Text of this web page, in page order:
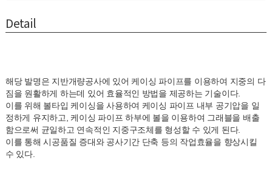
Detail
해당 발명은 지반개량공사에 있어 케이싱 파이프를 이용하여 지중의 다
짐을 원활하게 하는데 있어 효율적인 방법을 제공하는 기술이다.
이를 위해 볼타입 케이싱을 사용하여 케이싱 파이프 내부 공기압을 일
정하게 유지하고, 케이싱 파이프 하부에 볼을 이용하여 그래블을 배출
함으로써 균일하고 연속적인 지중구조체를 형성할 수 있게 된다.
이를 통해 시공품질 증대와 공사기간 단축 등의 작업효율을 향상시킬
수 있다.